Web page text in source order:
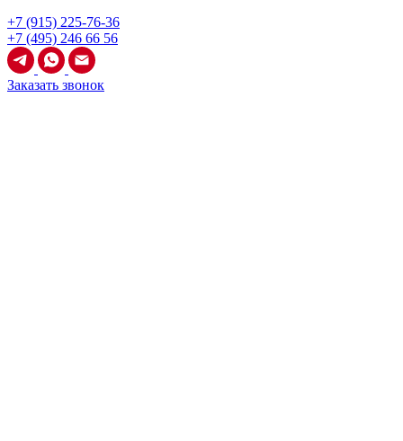
+7 (915) 225-76-36
+7 (495) 246 66 56
Заказать звонок